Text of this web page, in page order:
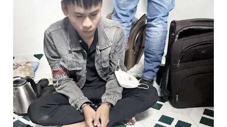
Quảng cáo RSS Tòa soạn Chính sách bảo
Tổng biên tập: Nguyễn Ngọc Toàn
Phó tổng biên tập thường trực: Hải Thành
Phó tổng biên tập: Lâm Hiếu Dũng
Phó tổng biên tập: Trần Việt Hưng
Tổng thư ký tòa soạn: Đức Trung
Giấy phép xuất bản số 110/GP - BTTTT cấp ngày 24.3.2020
© 2003-2026 Bản quyền thuộc về Báo Thanh Niên. Cấm sao
chép dưới mọi hình thức nếu không có sự chấp thuận bằng văn
bản. Phát triển bởi ePi Technologies, JSC.